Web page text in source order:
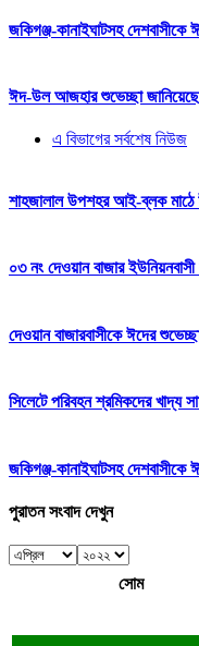
জকিগঞ্জ-কানাইঘাটসহ দেশবাসীকে
ঈদ-উল আজহার শুভেচ্ছা
এ বিভাগের সর্বশেষ নিউজ
শাহজালাল উপশহর আই-ব্লক মাঠে
০৩ নং দেওয়ান বাজার
দেওয়ান বাজারবাসীকে ঈদের
সিলেটে পরিবহন শ্রমিকদের খাদ্য
জকিগঞ্জ-কানাইঘাটসহ দেশবাসীকে
পুরাতন সংবাদ দেখুন
সোম